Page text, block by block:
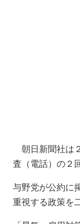
朝日新聞社は
査（電話）の２
与野党が公約に
重視する政策を